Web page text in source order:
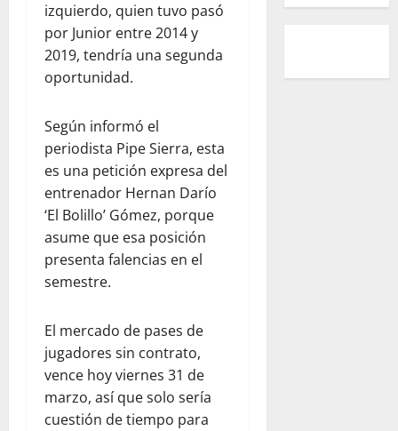
izquierdo, quien tuvo pasó
por Junior entre 2014 y
2019, tendría una segunda
oportunidad.
Según informó el
periodista Pipe Sierra, esta
es una petición expresa del
entrenador Hernan Darío
‘El Bolillo’ Gómez, porque
asume que esa posición
presenta falencias en el
semestre.
El mercado de pases de
jugadores sin contrato,
vence hoy viernes 31 de
marzo, así que solo sería
cuestión de tiempo para